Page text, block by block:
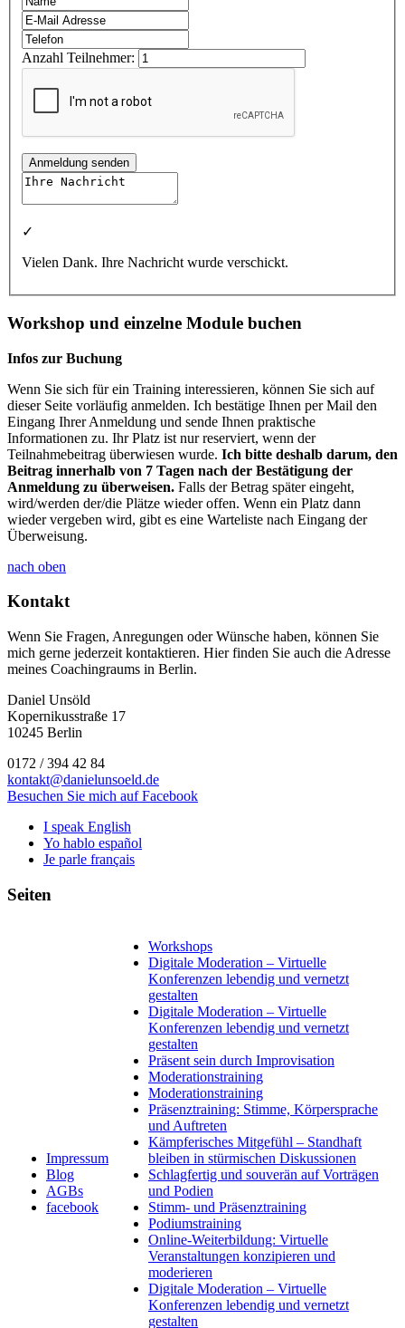
Anzahl Teilnehmer:
Anmeldung senden
✓
Vielen Dank. Ihre Nachricht wurde verschickt.
Workshop und einzelne Module buchen
Infos zur Buchung
Wenn Sie sich für ein Training interessieren, können Sie sich auf
dieser Seite vorläufig anmelden. Ich bestätige Ihnen per Mail den
Eingang Ihrer Anmeldung und sende Ihnen praktische
Informationen zu. Ihr Platz ist nur reserviert, wenn der
Teilnahmebeitrag überwiesen wurde. Ich bitte deshalb darum, den
Beitrag innerhalb von 7 Tagen nach der Bestätigung der
Anmeldung zu überweisen. Falls der Betrag später eingeht,
wird/werden der/die Plätze wieder offen. Wenn ein Platz dann
wieder vergeben wird, gibt es eine Warteliste nach Eingang der
Überweisung.
nach oben
Kontakt
Wenn Sie Fragen, Anregungen oder Wünsche haben, können Sie
mich gerne jederzeit kontaktieren. Hier finden Sie auch die Adresse
meines Coachingraums in Berlin.
Daniel Unsöld
Kopernikusstraße 17
10245 Berlin
0172 / 394 42 84
kontakt@danielunsoeld.de
Besuchen Sie mich auf Facebook
I speak English
Yo hablo español
Je parle français
Seiten
Impressum
Blog
AGBs
facebook
Workshops
Digitale Moderation – Virtuelle
Konferenzen lebendig und vernetzt
gestalten
Digitale Moderation – Virtuelle
Konferenzen lebendig und vernetzt
gestalten
Präsent sein durch Improvisation
Moderationstraining
Moderationstraining
Präsenztraining: Stimme, Körpersprache
und Auftreten
Kämpferisches Mitgefühl – Standhaft
bleiben in stürmischen Diskussionen
Schlagfertig und souverän auf Vorträgen
und Podien
Stimm- und Präsenztraining
Podiumstraining
Online-Weiterbildung: Virtuelle
Veranstaltungen konzipieren und
moderieren
Digitale Moderation – Virtuelle
Konferenzen lebendig und vernetzt
gestalten